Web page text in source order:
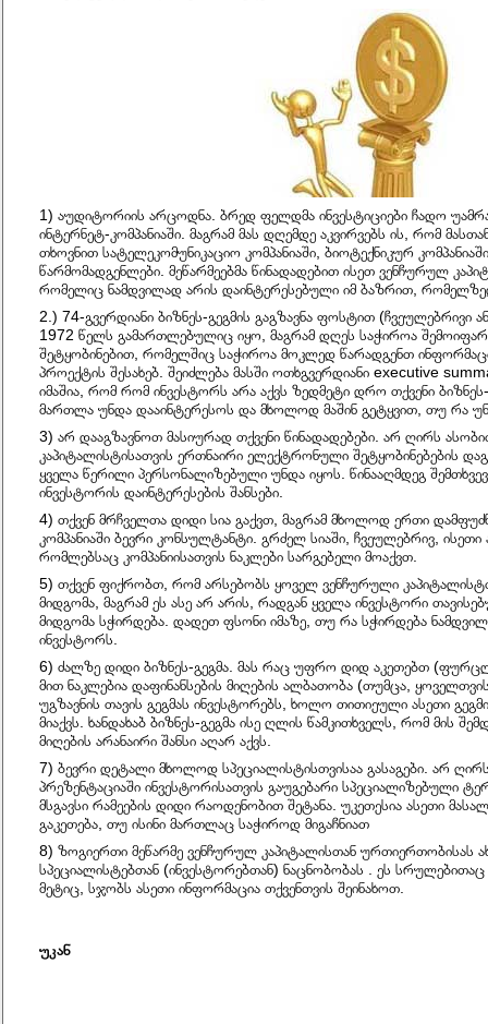
1) აუდიტორიის არცოდნა. ბრედ ფელდმა ინვესტიციები ჩადო
ინტერნეტ-კომპანიაში. მაგრამ მას დღემდე აკვირვებს ის, რომ
თხოვნით სატელეკომუნიკაციო კომპანიაში, ბიოტექნიკურ
წარმომადგენლები. მეწარმეებმა წინადადებით ისეთ ვენჩურულ
რომელიც ნამდვილად არის დაინტერესებული იმ ბაზრით,
2.) 74-გვერდიანი ბიზნეს-გეგმის გაგზავნა ფოსტით
1972 წელს გამართლებულიც იყო, მაგრამ დღეს საჭიროა
შეტყობინებით, რომელშიც საჭიროა მოკლედ წარადგენთ
პროექტის შესახებ. შეიძლება მასში ოთხგვერდიანი executive
იმაშია, რომ რომ ინვესტორს არა აქვს ზედმეტი დრო თქვენი
მართლა უნდა დააინტერესოს და მხოლოდ მაშინ გეტყვით, თუ რა
3) არ დააგზავნოთ მასიურად თქვენი წინადადებები. არ ღირს
კაპიტალისტისათვის ერთნაირი ელექტრონული შეტყობინებების
ყველა წერილი პერსონალიზებული უნდა იყოს. წინააღმდეგ
ინვესტორის დაინტერესების შანსები.
4) თქვენ მრჩველთა დიდი სია გაქვთ, მაგრამ მხოლოდ ერთი
კომპანიაში ბევრი კონსულტანტი. გრძელ სიაში, ჩვეულებრივ, ისეთი
რომლებსაც კომპანიისათვის ნაკლები სარგებელი მოაქვთ.
5) თქვენ ფიქრობთ, რომ არსებობს ყოველ ვენჩურული
მიდგომა, მაგრამ ეს ასე არ არის, რადგან ყველა ინვესტორი
მიდგომა სჭირდება. დადეთ ფსონი იმაზე, თუ რა სჭირდება
ინვესტორს.
6) ძალზე დიდი ბიზნეს-გეგმა. მას რაც უფრო დიდ აკეთებთ
მით ნაკლებია დაფინანსების მიღების ალბათობა (თუმცა,
უგზავნის თავის გეგმას ინვესტორებს, ხოლო თითიეული ასეთი
მიაქვს. ხანდახაბ ბიზნეს-გეგმა ისე ღლის წამკითხველს, რომ მის
მიღების არანაირი შანსი აღარ აქვს.
7) ბევრი დეტალი მხოლოდ სპეციალისტისთვისაა გასაგები. არ ღირს
პრეზენტაციაში ინვესტორისათვის გაუგებარი სპეციალიზებული
მსგავსი რამეების დიდი რაოდენობით შეტანა. უკეთესია ასეთი
გაკეთება, თუ ისინი მართლაც საჭიროდ მიგაჩნიათ
8) ზოგიერთი მეწარმე ვენჩურულ კაპიტალისთან ურთიერთობისას
სპეციალისტებთან (ინვესტორებთან) ნაცნობობას . ეს
მეტიც, სჯობს ასეთი ინფორმაცია თქვენთვის შეინახოთ.
უკან